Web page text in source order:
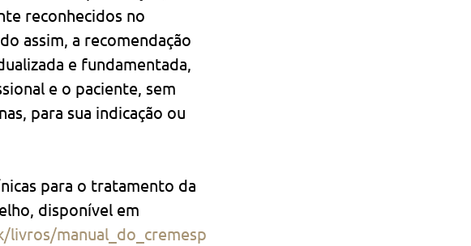
reconhecidos no
assim, a recomendação
e fundamentada,
e o paciente, sem
para sua indicação ou
para o tratamento da
disponível em
manual_do_cremesp